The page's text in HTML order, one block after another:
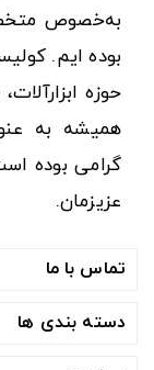
به‌خصوص
بوده ایم.
حوزه
همیشه به
گرامی بوده
عزیزمان.
تماس با ما
دسته بندی ها